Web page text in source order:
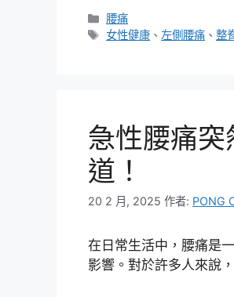
分
類
腰痛
標
女性健康 、 左側腰痛 、整
急性腰痛
道！
20 2 月, 2025 作者: PONG
在日常生活中，腰痛是
影響。對於許多人來說